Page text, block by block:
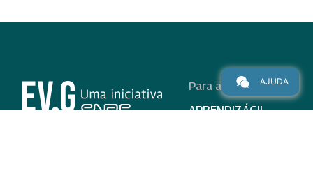
Para alunos
APRENDIZÁGIL
AJUDA